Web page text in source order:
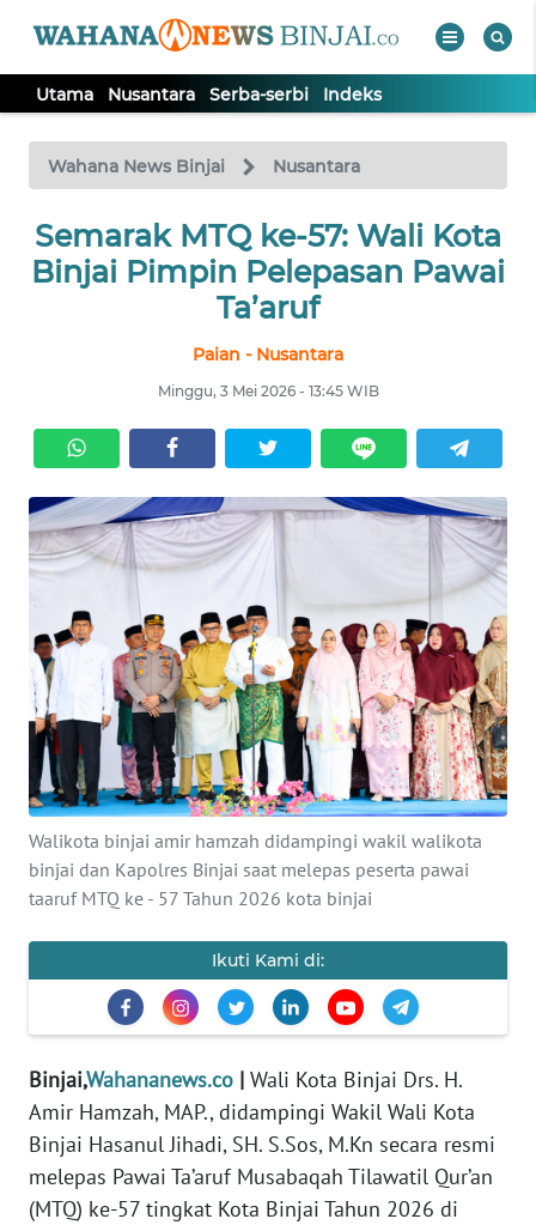
Utama Nusantara Serba-serbi Indeks
Wahana News Binjai Nusantara
Semarak MTQ ke-57: Wali Kota
Binjai Pimpin Pelepasan Pawai
Ta’aruf
Paian - Nusantara
Minggu, 3 Mei 2026 - 13:45 WIB
Walikota binjai amir hamzah didampingi wakil walikota
binjai dan Kapolres Binjai saat melepas peserta pawai
taaruf MTQ ke - 57 Tahun 2026 kota binjai
Ikuti Kami di:
Binjai,Wahananews.co | Wali Kota Binjai Drs. H.
Amir Hamzah, MAP., didampingi Wakil Wali Kota
Binjai Hasanul Jihadi, SH. S.Sos, M.Kn secara resmi
melepas Pawai Ta’aruf Musabaqah Tilawatil Qur’an
(MTQ) ke-57 tingkat Kota Binjai Tahun 2026 di
TV
Tutup
UTAMA
Informasi
INDEKS
BERITA
KAMI
INFO
IKLAN
TENTANG
KAMI
PEDOMAN
MEDIA
REDAKSI
KARIR
DISCLAIMER
Wahana
News
Regional